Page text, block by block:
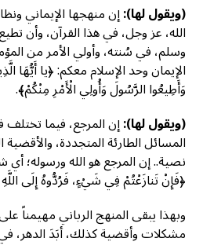
(ويقول لها):إن منهجها الإيماني
الله، عز وجل، في هذا القرآن، وأن
وسلم، في سُنته، وأولي الأمر من
الإيمان وحد الإسلام معكم: ﴿يا أَيُّهَا
وَأَطِيعُوا الرَّسُولَ وَأُولِي الْأَمْرِ مِنْكُمْ﴾.
(ويقول لها):إن المرجع، فيما
المسائل الطارئة المتجددة، والأقضية
نصية.. إن المرجع هو الله ورسوله؛ أي
﴿فَإِنْ تَنازَعْتُمْ فِي شَيْءٍ، فَرُدُّوهُ إِلَى
وبهذا يبقى المنهج الرباني مهيمناً
مشكلات وأقضية كذلك، أبَدَ الدهر،